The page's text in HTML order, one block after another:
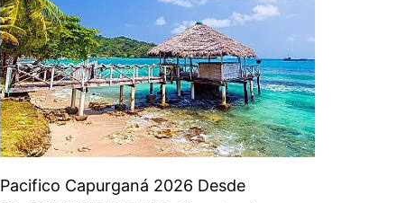
Pacifico Capurganá 2026 Desde